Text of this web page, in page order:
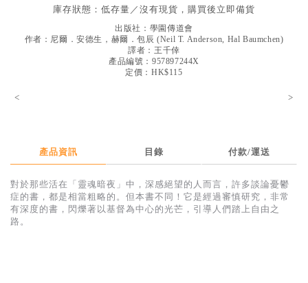
文藝／勵志
童書
暢銷榜
中文二手書
英文二手書
庫存狀態： 低存量／沒有現貨，購買後立即備貨
出版社： 學園傳道會
作者： 尼爾．安德生，赫爾．包辰 (Neil T. Anderson, Hal Baumchen)
譯者： 王千倖
產品編號：957897244X
定價：HK$115
< >
產品資訊 目錄 付款/運送
對於那些活在「靈魂暗夜」中，深感絕望的人而言，許多談論憂鬱
症的書，都是相當粗略的。但本書不同！它是經過審慎研究，非常
有深度的書，閃爍著以基督為中心的光芒，引導人們踏上自由之
路。